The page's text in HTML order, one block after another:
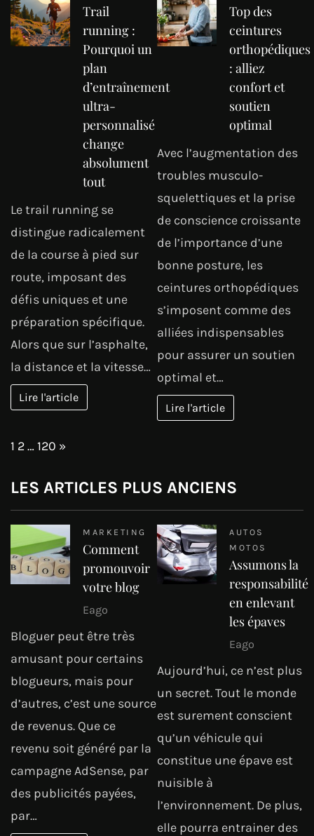
Trail
running :
Pourquoi un
plan
d’entraînement
ultra-
personnalisé
change
absolument
tout
Le trail running se
distingue radicalement
de la course à pied sur
route, imposant des
défis uniques et une
préparation spécifique.
Alors que sur l’asphalte,
la distance et la vitesse…
Lire l'article
Top des
ceintures
orthopédiques
: alliez
confort et
soutien
optimal
Avec l’augmentation des
troubles musculo-
squelettiques et la prise
de conscience croissante
de l’importance d’une
bonne posture, les
ceintures orthopédiques
s’imposent comme des
alliées indispensables
pour assurer un soutien
optimal et…
Lire l'article
Page:
1 2…120 Next
»
LES ARTICLES PLUS ANCIENS
MARKETING
Comment
promouvoir
votre blog
Eago
Bloguer peut être très
amusant pour certains
blogueurs, mais pour
d’autres, c’est une source
de revenus. Que ce
revenu soit généré par la
campagne AdSense, par
des publicités payées,
par…
AUTOS
MOTOS
Assumons la
responsabilité
en enlevant
les épaves
Eago
Aujourd’hui, ce n’est plus
un secret. Tout le monde
est surement conscient
qu’un véhicule qui
constitue une épave est
nuisible à
l’environnement. De plus,
elle pourra entrainer des